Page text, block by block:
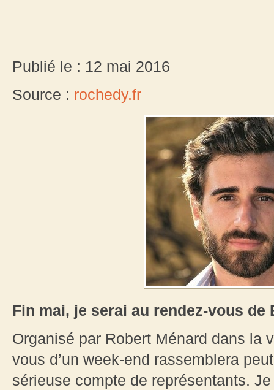
Publié le : 12 mai 2016
Source : rochedy.fr
Fin mai, je serai au rendez-vous de
Organisé par Robert Ménard dans la
vous d’un week-end rassemblera
sérieuse compte de représentants.